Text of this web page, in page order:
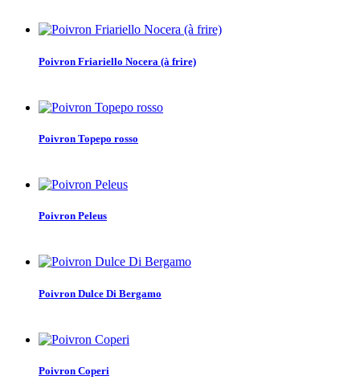
Poivron Friariello Nocera (à frire)
Poivron Topepo rosso
Poivron Peleus
Poivron Dulce Di Bergamo
Poivron Coperi